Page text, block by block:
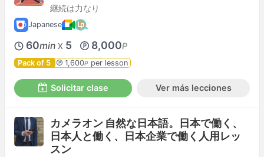
継続は力なり
Japanese
60min X 5 8,000P
Pack of 5 1,600P per lesson
Solicitar clase Ver más lecciones
カメラオン 自然な日本語。日本で働く、
日本人と働く、日本企業で働く人用レッ
スン